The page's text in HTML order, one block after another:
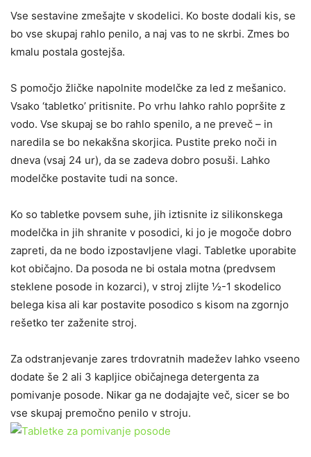
Vse sestavine zmešajte v skodelici. Ko boste dodali kis, se
bo vse skupaj rahlo penilo, a naj vas to ne skrbi. Zmes bo
kmalu postala gostejša.
S pomočjo žličke napolnite modelčke za led z mešanico.
Vsako ‘tabletko’ pritisnite. Po vrhu lahko rahlo popršite z
vodo. Vse skupaj se bo rahlo spenilo, a ne preveč – in
naredila se bo nekakšna skorjica. Pustite preko noči in
dneva (vsaj 24 ur), da se zadeva dobro posuši. Lahko
modelčke postavite tudi na sonce.
Ko so tabletke povsem suhe, jih iztisnite iz silikonskega
modelčka in jih shranite v posodici, ki jo je mogoče dobro
zapreti, da ne bodo izpostavljene vlagi. Tabletke uporabite
kot običajno. Da posoda ne bi ostala motna (predvsem
steklene posode in kozarci), v stroj zlijte ½-1 skodelico
belega kisa ali kar postavite posodico s kisom na zgornjo
rešetko ter zaženite stroj.
Za odstranjevanje zares trdovratnih madežev lahko vseeno
dodate še 2 ali 3 kapljice običajnega detergenta za
pomivanje posode. Nikar ga ne dodajajte več, sicer se bo
vse skupaj premočno penilo v stroju.